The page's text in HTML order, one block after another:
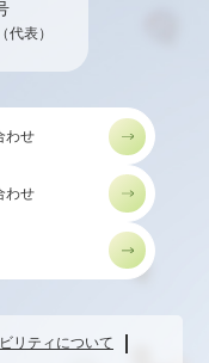
（代表）
わせ
わせ
リティについて